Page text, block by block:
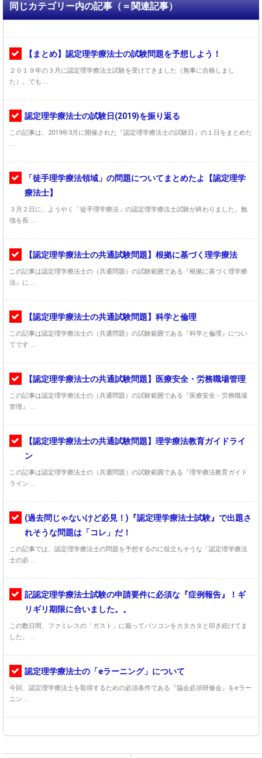
同じカテゴリー内の記事（＝関連記事）
【まとめ】認定理学療法士の試験問題を予想しよう！
２０１９年の３月に認定理学療法士試験を受けてきました（無事に合格しまし
た）。でも ...
認定理学療法士の試験日(2019)を振り返る
この記事は、2019年3月に開催された『認定理学療法士の試験日』の１日をまとめた
...
「徒手理学療法領域」の問題についてまとめたよ【認定理学
療法士】
３月２日に、ようやく「徒手理学療法」の認定理学療法士試験が終わりました。勉
強を長 ...
【認定理学療法士の共通試験問題】根拠に基づく理学療法
この記事は認定理学療法士の（共通問題）の試験範囲である『根拠に基づく理学療
法』に ...
【認定理学療法士の共通試験問題】科学と倫理
この記事は認定理学療法士の（共通問題）の試験範囲である『科学と倫理』につい
てです ...
【認定理学療法士の共通試験問題】医療安全・労務職場管理
この記事は認定理学療法士の（共通問題）の試験範囲である『医療安全・労務職場
管理』 ...
【認定理学療法士の共通試験問題】理学療法教育ガイドライ
ン
この記事は認定理学療法士の（共通問題）の試験範囲である『理学療法教育ガイド
ライン ...
(過去問じゃないけど必見！)『認定理学療法士試験』で出題さ
れそうな問題は「コレ」だ！
この記事では、認定理学療法士の問題を予想するのに役立ちそうな「認定理学療法
士の必 ...
記認定理学療法士試験の申請要件に必須な『症例報告』！ギ
リギリ期限に合いました。。
この数日間、ファミレスの「ガスト」に籠ってパソコンをカタカタと叩き続けてま
した。 ...
認定理学療法士の「eラーニング」について
今回、認定理学療法士を取得するための必須条件である『協会必須研修会』をeラー
ニン ...